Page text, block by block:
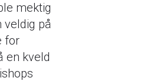
mektig
veldig på
for
en kveld